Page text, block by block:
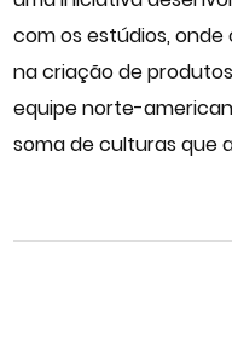
com os estúdios,
na criação de
equipe norte-
soma de culturas que